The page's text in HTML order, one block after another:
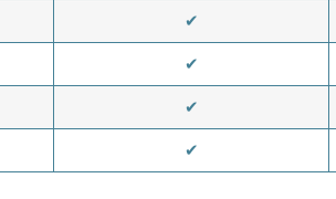
✔
✔
✔
✔